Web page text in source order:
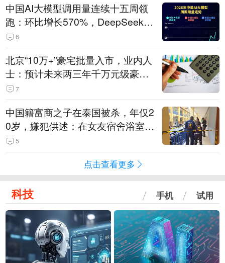
中国AI大模型调用量连续十五周领
跑：环比增长570%，DeepSeek-V
4-Flash正式版登顶！MiniMax M
3、阶跃星辰Step 3.7 Flash跌出榜
单
6
北京“10万+”豪宅批量入市，业内人
士：预计未来两三年千万元级豪宅
潜在供应达万套！谁在买单？
7
中国籍富商之子在泰国被杀，年仅2
0岁，嫌犯供述：在女友宿舍浴室发
现他，持刀询问身份时发生拉扯
5
点击查看更多
科技 手机 试用